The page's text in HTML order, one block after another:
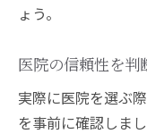
ょう。
医院の信頼性を判
実際に医院を選ぶ
を事前に確認しま